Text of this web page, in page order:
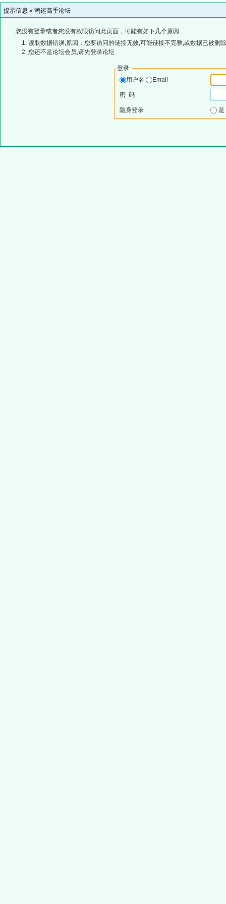
提示信息 » 鸿运高手论坛
您没有登录或者您没有权限访问此页面，可能有如下几个原因:
读取数据错误,原因：您要访问的链接无效,可能链接不完整,或数据已被删
您还不是论坛会员,请先登录论坛
登录
用户名
Email
密 码
隐身登录